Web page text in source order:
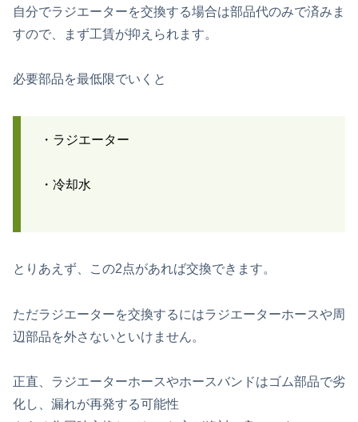
自分でラジエーターを交換する場合は部品代のみで済みま
すので、まず工賃が抑えられます。
必要部品を最低限でいくと
・ラジエーター
・冷却水
とりあえず、この2点があれば交換できます。
ただラジエーターを交換するにはラジエーターホースや周
辺部品を外さないといけません。
正直、ラジエーターホースやホースバンドはゴム部品で劣
化し、漏れが再発する可能性